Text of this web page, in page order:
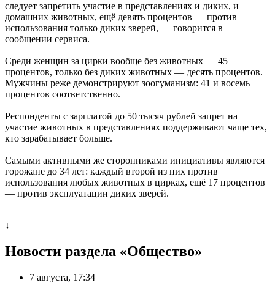
следует запретить участие в представлениях и диких, и
домашних животных, ещё девять процентов — против
использования только диких зверей, — говорится в
сообщении сервиса.
Среди женщин за цирки вообще без животных — 45
процентов, только без диких животных — десять процентов.
Мужчины реже демонстрируют зоогуманизм: 41 и восемь
процентов соответственно.
Респонденты с зарплатой до 50 тысяч рублей запрет на
участие животных в представлениях поддерживают чаще тех,
кто зарабатывает больше.
Самыми активными же сторонниками инициативы являются
горожане до 34 лет: каждый второй из них против
использования любых животных в цирках, ещё 17 процентов
— против эксплуатации диких зверей.
↓
Новости раздела «Общество»
7 августа, 17:34